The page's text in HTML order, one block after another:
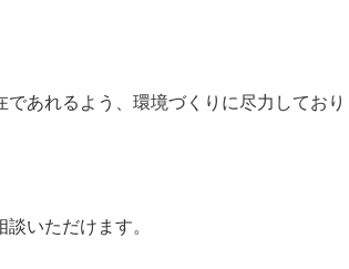
あれるよう、環境づくりに尽力しており
いただけます。